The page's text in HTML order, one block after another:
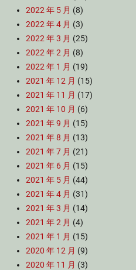
2022 年 5 月 (8)
2022 年 4 月 (3)
2022 年 3 月 (25)
2022 年 2 月 (8)
2022 年 1 月 (19)
2021 年 12 月 (15)
2021 年 11 月 (17)
2021 年 10 月 (6)
2021 年 9 月 (15)
2021 年 8 月 (13)
2021 年 7 月 (21)
2021 年 6 月 (15)
2021 年 5 月 (44)
2021 年 4 月 (31)
2021 年 3 月 (14)
2021 年 2 月 (4)
2021 年 1 月 (15)
2020 年 12 月 (9)
2020 年 11 月 (3)